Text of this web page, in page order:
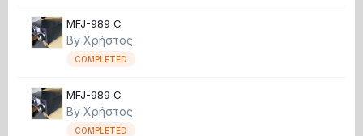
MFJ-989 C
By Χρήστος
COMPLETED
MFJ-989 C
By Χρήστος
COMPLETED